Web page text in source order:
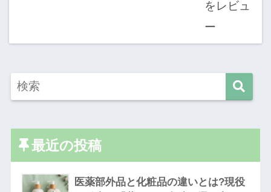
最近の投稿
医薬部外品と化粧品の違いとは?現役